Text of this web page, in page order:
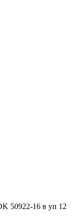
50922-16 в уп 12